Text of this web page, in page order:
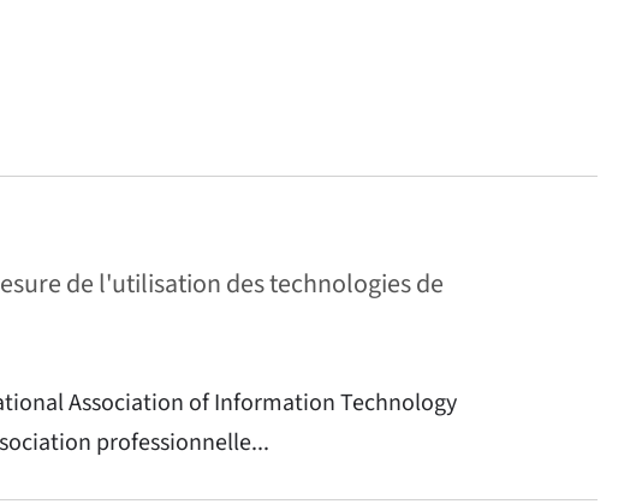
de l'utilisation des technologies de
Association of Information Technology
professionnelle...